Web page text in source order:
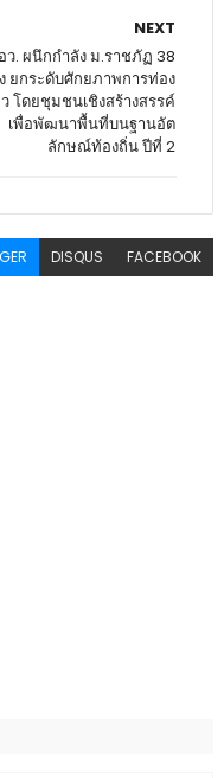
NEXT
อว.​ ผนึกกำลัง ม.ราชภัฏ​ 38​
ยกระดับศักยภาพการท่อง
โดยชุมชนเชิงสร้างสรรค์
เพื่อพัฒนาพื้นที่บนฐานอัต
ลักษณ์ท้องถิ่น​ ปีที่ 2
DISQUS FACEBOOK